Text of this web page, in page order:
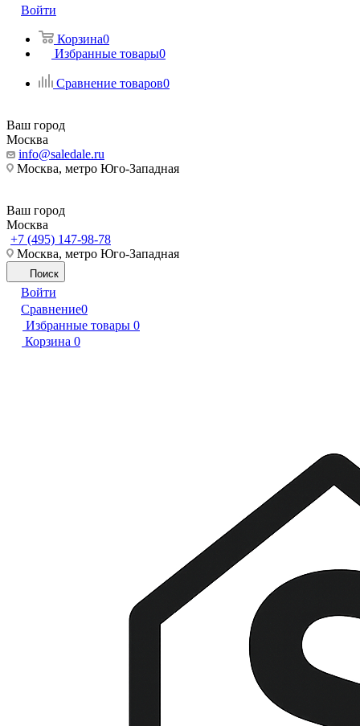
Войти
Корзина0
Избранные товары0
Сравнение товаров0
Ваш город
Москва
info@saledale.ru
Москва, метро Юго-Западная
Ваш город
Москва
+7 (495) 147-98-78
Москва, метро Юго-Западная
Поиск
Войти
Сравнение0
Избранные товары 0
Корзина 0